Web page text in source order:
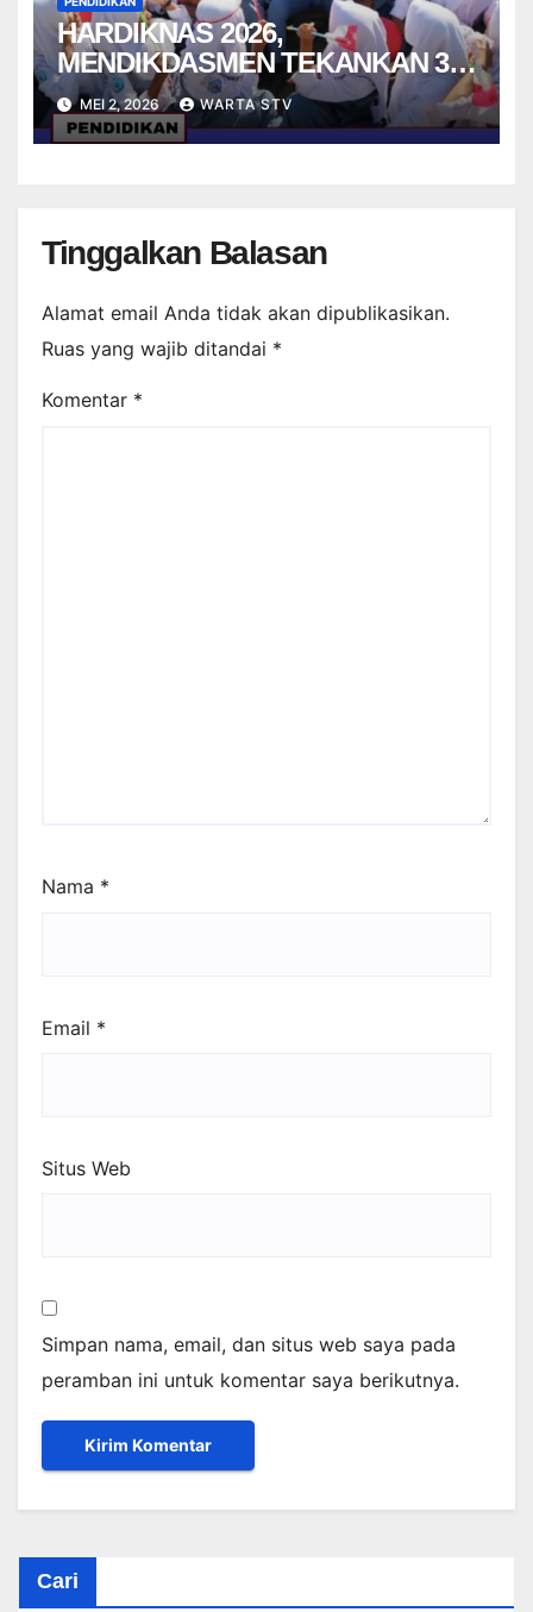
HARDIKNAS 2026,
MENDIKDASMEN TEKANKAN 3M
UNTUK TINGKATKAN MUTU
PENDIDIKAN
MEI 2, 2026 WARTA STV
Tinggalkan Balasan
Alamat email Anda tidak akan dipublikasikan.
Ruas yang wajib ditandai *
Komentar *
Nama *
Email *
Situs Web
Simpan nama, email, dan situs web saya pada
peramban ini untuk komentar saya berikutnya.
Cari